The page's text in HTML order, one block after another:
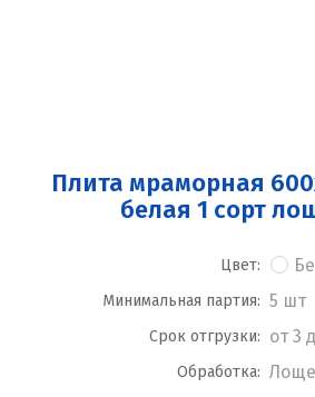
Плита мраморная
белая 1 сорт
Цвет:
Минимальная партия: 5 шт
Срок отгрузки: от 3
Обработка: